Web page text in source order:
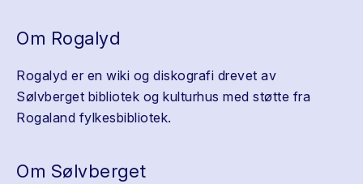
Om Rogalyd
Rogalyd er en wiki og diskografi drevet av
Sølvberget bibliotek og kulturhus med støtte fra
Rogaland fylkesbibliotek.
Om Sølvberget